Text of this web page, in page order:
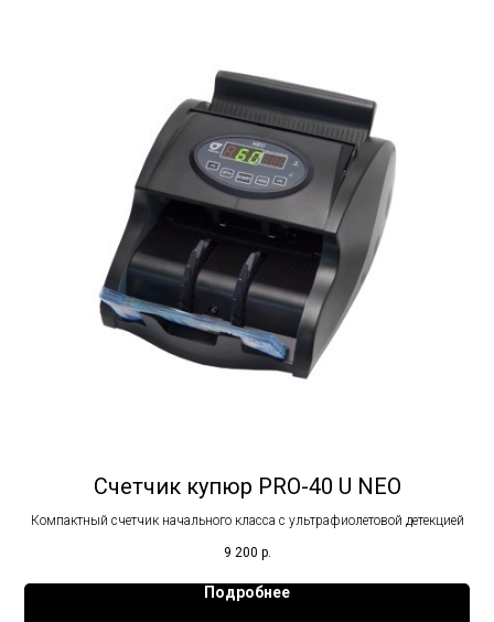
Счетчик купюр PRO-40 U NEO
Компактный счетчик начального класса с ультрафиолетовой детекцией
9 200 р.
Подробнее